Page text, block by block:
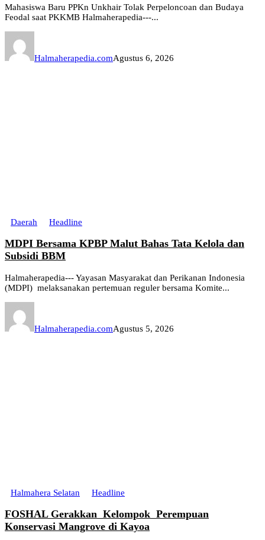
Mahasiswa Baru PPKn Unkhair Tolak Perpeloncoan dan Budaya
Feodal saat PKKMB Halmaherapedia---...
Halmaherapedia.comAgustus 6, 2026
Daerah Headline
MDPI Bersama KPBP Malut Bahas Tata Kelola dan
Subsidi BBM
Halmaherapedia--- Yayasan Masyarakat dan Perikanan Indonesia
(MDPI) melaksanakan pertemuan reguler bersama Komite...
Halmaherapedia.comAgustus 5, 2026
Halmahera Selatan Headline
FOSHAL Gerakkan Kelompok Perempuan
Konservasi Mangrove di Kayoa